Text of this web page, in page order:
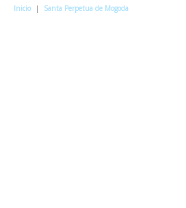
Inicio | Santa Perpetua de Mogoda